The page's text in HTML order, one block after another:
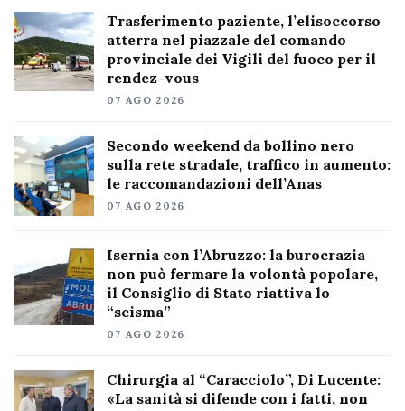
Trasferimento paziente, l’elisoccorso
atterra nel piazzale del comando
provinciale dei Vigili del fuoco per il
rendez-vous
07 AGO 2026
Secondo weekend da bollino nero
sulla rete stradale, traffico in aumento:
le raccomandazioni dell’Anas
07 AGO 2026
Isernia con l’Abruzzo: la burocrazia
non può fermare la volontà popolare,
il Consiglio di Stato riattiva lo
“scisma”
07 AGO 2026
Chirurgia al “Caracciolo”, Di Lucente:
«La sanità si difende con i fatti, non